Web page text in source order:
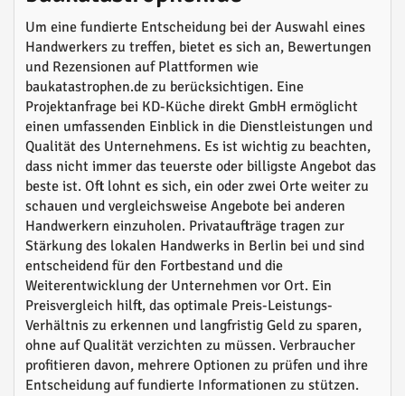
Um eine fundierte Entscheidung bei der Auswahl eines
Handwerkers zu treffen, bietet es sich an, Bewertungen
und Rezensionen auf Plattformen wie
baukatastrophen.de zu berücksichtigen. Eine
Projektanfrage bei KD-Küche direkt GmbH ermöglicht
einen umfassenden Einblick in die Dienstleistungen und
Qualität des Unternehmens. Es ist wichtig zu beachten,
dass nicht immer das teuerste oder billigste Angebot das
beste ist. Oft lohnt es sich, ein oder zwei Orte weiter zu
schauen und vergleichsweise Angebote bei anderen
Handwerkern einzuholen. Privataufträge tragen zur
Stärkung des lokalen Handwerks in Berlin bei und sind
entscheidend für den Fortbestand und die
Weiterentwicklung der Unternehmen vor Ort. Ein
Preisvergleich hilft, das optimale Preis-Leistungs-
Verhältnis zu erkennen und langfristig Geld zu sparen,
ohne auf Qualität verzichten zu müssen. Verbraucher
profitieren davon, mehrere Optionen zu prüfen und ihre
Entscheidung auf fundierte Informationen zu stützen.